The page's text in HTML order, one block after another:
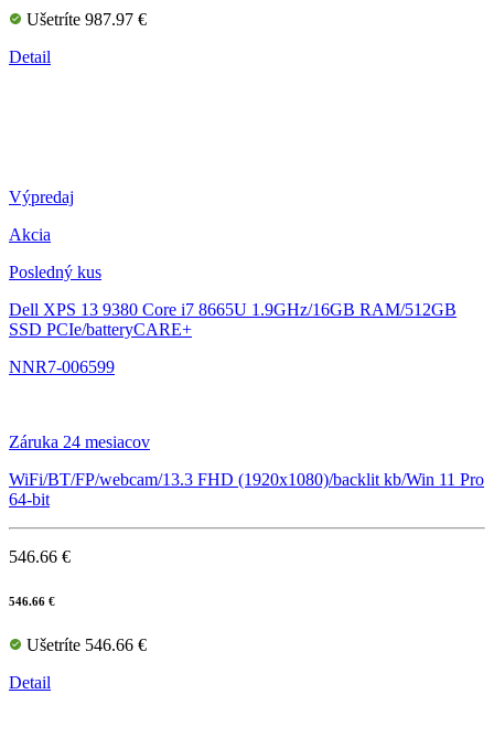
Ušetríte 987.97 €
Detail
Výpredaj
Akcia
Posledný kus
Dell XPS 13 9380 Core i7 8665U 1.9GHz/16GB RAM/512GB
SSD PCIe/batteryCARE+
NNR7-006599
Záruka 24 mesiacov
WiFi/BT/FP/webcam/13.3 FHD (1920x1080)/backlit kb/Win 11 Pro
64-bit
546.66 €
546.66 €
Ušetríte 546.66 €
Detail